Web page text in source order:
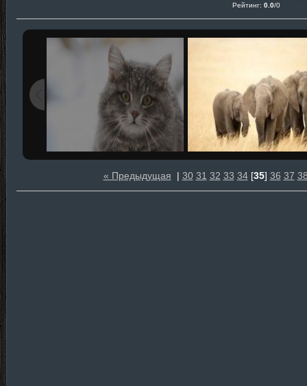
Рейтинг: 0.0/0
« Предыдущая | 30 31 32 33 34[35] 36 37